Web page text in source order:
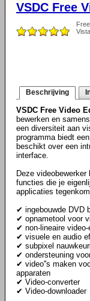
VSDC Free
Beschrijving
VSDC Free Video
bewerken en
een diversiteit aan
programma biedt
beschikt over een
interface.
Deze
functies die je
applicaties
✔ ingebouwde DVD
✔ opnametool voor
✔ non-lineaire video-
✔ visuele en audio
✔ subpixel
✔ ondersteuning
✔ video''s maken
apparaten
✔ Video-converter
✔ Video-downloader